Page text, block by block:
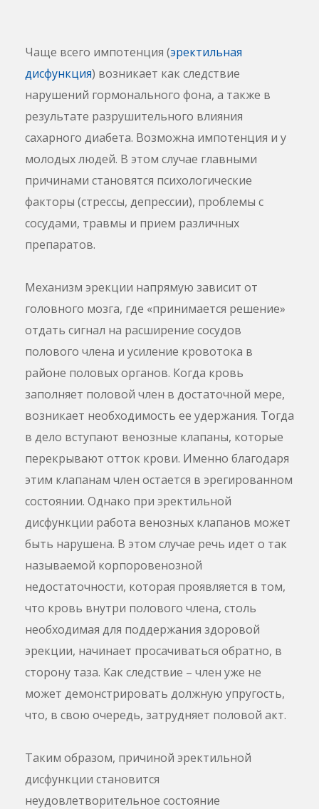
Чаще всего импотенция (эректильная
дисфункция) возникает как следствие
нарушений гормонального фона, а также в
результате разрушительного влияния
сахарного диабета. Возможна импотенция и у
молодых людей. В этом случае главными
причинами становятся психологические
факторы (стрессы, депрессии), проблемы с
сосудами, травмы и прием различных
препаратов.
Механизм эрекции напрямую зависит от
головного мозга, где «принимается решение»
отдать сигнал на расширение сосудов
полового члена и усиление кровотока в
районе половых органов. Когда кровь
заполняет половой член в достаточной мере,
возникает необходимость ее удержания. Тогда
в дело вступают венозные клапаны, которые
перекрывают отток крови. Именно благодаря
этим клапанам член остается в эрегированном
состоянии. Однако при эректильной
дисфункции работа венозных клапанов может
быть нарушена. В этом случае речь идет о так
называемой корпоровенозной
недостаточности, которая проявляется в том,
что кровь внутри полового члена, столь
необходимая для поддержания здоровой
эрекции, начинает просачиваться обратно, в
сторону таза. Как следствие – член уже не
может демонстрировать должную упругость,
что, в свою очередь, затрудняет половой акт.
Таким образом, причиной эректильной
дисфункции становится
неудовлетворительное состояние